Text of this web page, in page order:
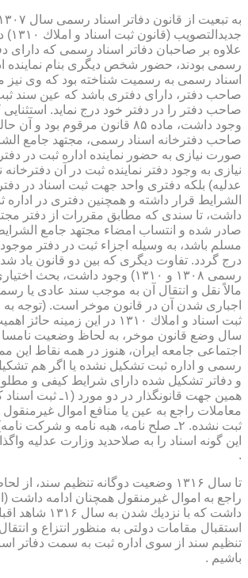
علاوه بر صاحبان دفاتر اسناد رسمی كه دارای
رسمی بودند، حضور شخص دیگری بنام نماینده
اسناد رسمی به رسمیت شناخته بود كه وی نیز
صاحب دفتر، دارای دفتری باشد كه عین سند
صاحب دفتر را در دفتر خود درج نماید. استثنایی
وجود داشت، ماده ۸۵ قانون مرقوم
صاحب دفترخانه اسناد رسمی، مجتهد جامع
صورت نیازی به حضور نماینده اداره ثبت در
نیازی به وجود دفتر نماینده ثبت در آن دفترخانه
عدلیه) بلكه دفتری واحد جهت ثبت اسناد در
الشرایط قرار داشته و همچنین دفتری در
داشت، تا سندی كه مطابق مقررات از دفتر
صادر شده و انتساب امضاء مجتهد جامع
مسلم باشد، به وسیله اجزاء ثبت در دفتر موجود
درج گردد. تفاوت دیگری كه بین دو قانون یاد
رسمی ۱۳۰۸ و ۱۳۱۰) وجود داشت،
مالاً نقل و انتقال آن به موجب سند عادی یا
ثبت اسناد و املاك ۱۳۱۰ در این
سال وضع قانون موخر، به لحاظ وضعیت
اجتماعی جامعه ایران، هنوز در همه نقاط این
رسمی و اداره ثبت تشكیل نشده یا اگر هم
و دفاتر تشكیل شده دارای شرایط كیفی و
همین جهت قانونگذار در دو
معاملات راجع به عین یا منافع اموال غیرمنقول
ثبت نشده. ۲ـ صلح نامه، هبه نامه و شركت
این گونه اسناد را به صلاحدید وزارت عدلیه
.
تا سال ۱۳۱۶ وضعیت دوگانه تنظیم سند،
راجع به اموال غیرمنقول همچنان ادامه داشت
داشت كه با نزدیك
استقبال مقامات دولتی به منظور انتزاع و
تنظیم سند از سوی اداره ثبت به سمت دفاتر
باشیم .